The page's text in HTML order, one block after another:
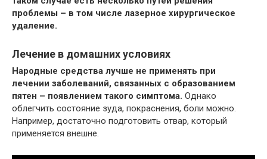
проблемы – в том числе лазерное хирургическое
удаление.
Лечение в домашних условиях
Народные средства лучше не применять при
лечении заболеваний, связанных с образованием
пятен – появлением такого симптома. Однако
облегчить состояние зуда, покраснения, боли можно.
Например, достаточно подготовить отвар, который
применяется внешне.